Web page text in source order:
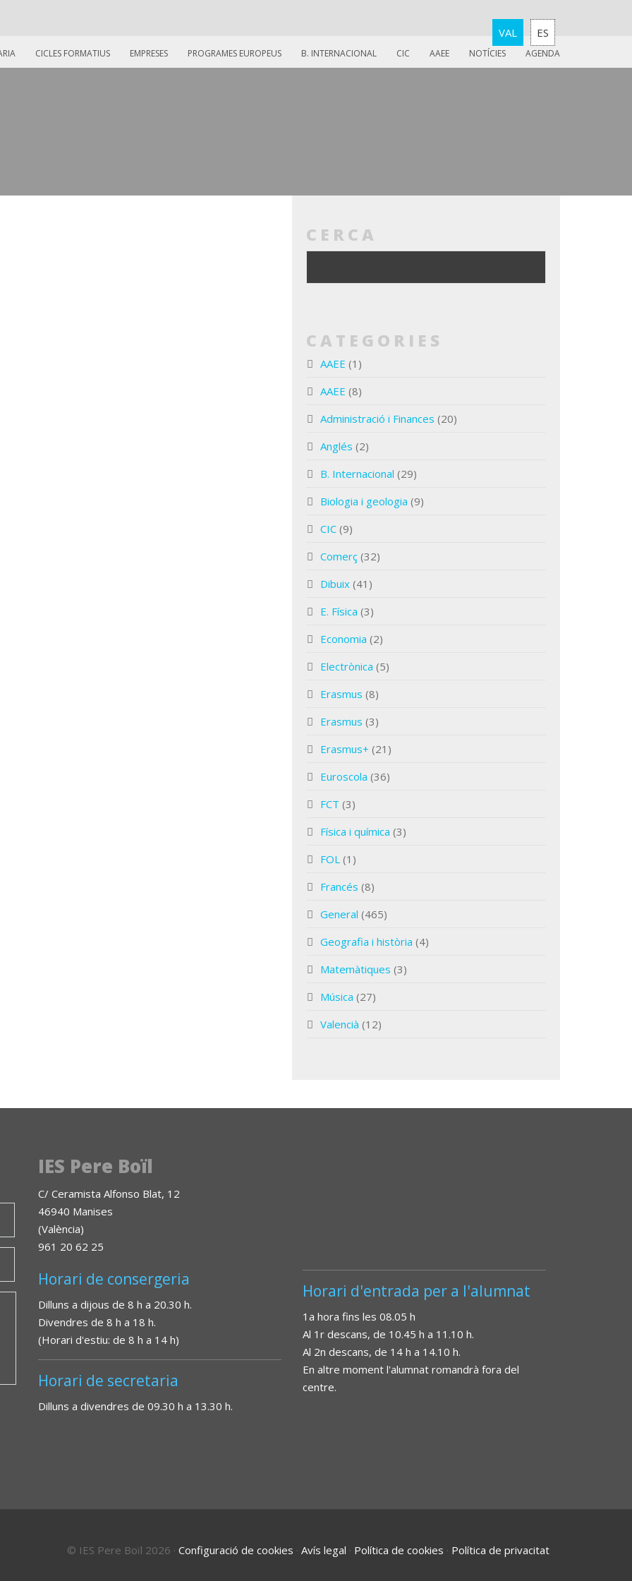
VAL ES
CICLES FORMATIUS EMPRESES PROGRAMES EUROPEUS B. INTERNACIONAL CIC AAEE NOTÍCIES AGENDA
CERCA
CATEGORIES
AAEE (1)
AAEE (8)
Administració i Finances (20)
Anglés (2)
B. Internacional (29)
Biologia i geologia (9)
CIC (9)
Comerç (32)
Dibuix (41)
E. Física (3)
Economia (2)
Electrònica (5)
Erasmus (8)
Erasmus (3)
Erasmus+ (21)
Euroscola (36)
FCT (3)
Física i química (3)
FOL (1)
Francés (8)
General (465)
Geografia i història (4)
Matemàtiques (3)
Música (27)
Valencià (12)
IES Pere Boïl
C/ Ceramista Alfonso Blat, 12
46940 Manises
(València)
961 20 62 25
Horari de consergeria
Dilluns a dijous de 8 h a 20.30 h.
Divendres de 8 h a 18 h.
(Horari d'estiu: de 8 h a 14 h)
Horari de secretaria
Dilluns a divendres de 09.30 h a 13.30 h.
Horari d'entrada per a l'alumnat
1a hora fins les 08.05 h
Al 1r descans, de 10.45 h a 11.10 h.
Al 2n descans, de 14 h a 14.10 h.
En altre moment l'alumnat romandrà fora del
centre.
© IES Pere Boïl 2026 · Configuració de cookies · Avís legal · Política de cookies · Política de privacitat